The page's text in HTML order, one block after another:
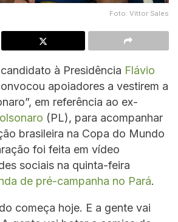
Foto: Vittor Sales
à Presidência Flávio
apoiadores a vestirem a
em referência ao ex-
(PL), para acompanhar
brasileira na Copa do Mundo
foi feita em vídeo
sociais na quinta-feira
de pré-campanha no Pará.
começa hoje. E a gente vai